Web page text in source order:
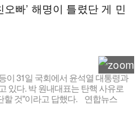
빠’ 해명이 틀렸단 게 민
이 31일 국회에서 윤석열 대통령과
있다. 박 원내대표는 탄핵 사유로
할 것"이라고 답했다. 연합뉴스